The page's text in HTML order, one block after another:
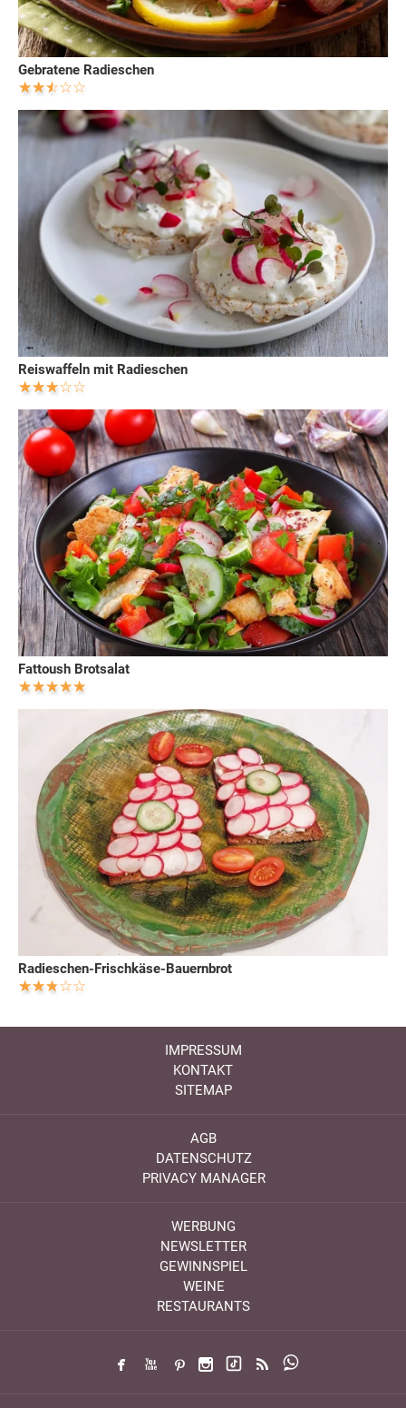
Gebratene Radieschen
Reiswaffeln mit Radieschen
Fattoush Brotsalat
Radieschen-Frischkäse-Bauernbrot
IMPRESSUM
KONTAKT
SITEMAP
AGB
DATENSCHUTZ
PRIVACY MANAGER
WERBUNG
NEWSLETTER
GEWINNSPIEL
WEINE
RESTAURANTS